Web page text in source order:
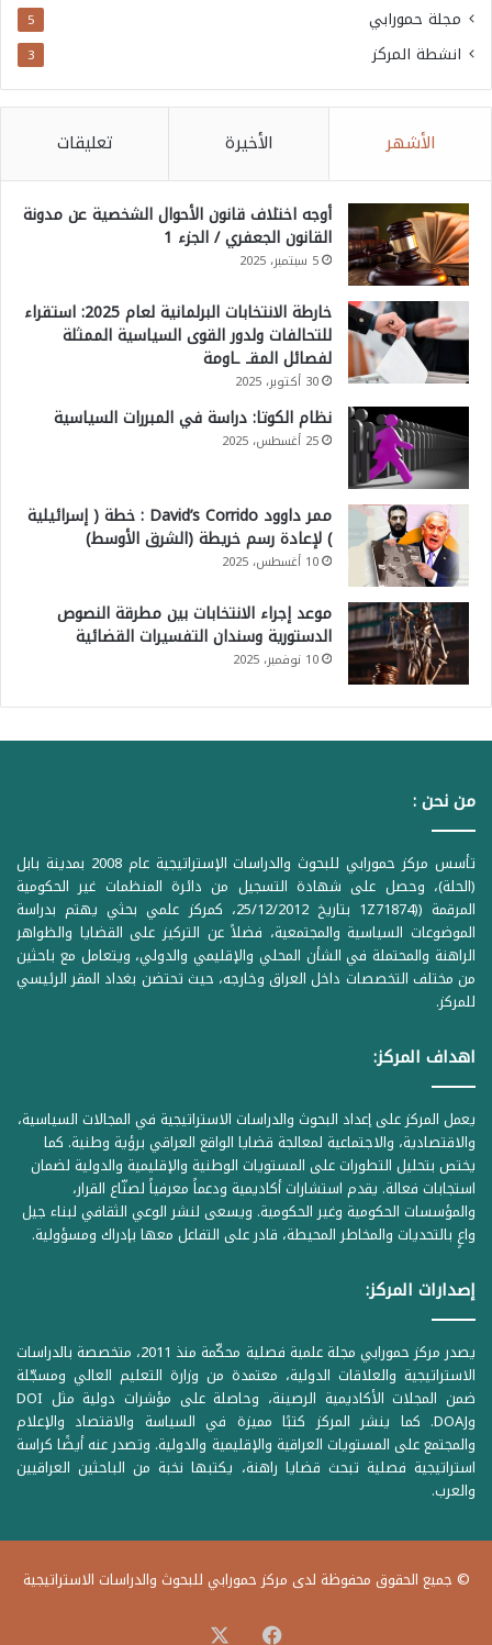
مجلة حمورابي 5
انشطة المركز 3
الأشهر الأخيرة تعليقات
أوجه اختلاف قانون الأحوال الشخصية عن مدونة
القانون الجعفري / الجزء 1
5 سبتمبر، 2025
خارطة الانتخابات البرلمانية لعام 2025: استقراء
للتحالفات ولدور القوى السياسية الممثلة
لفصائل المقـ ـاومة
30 أكتوبر، 2025
نظام الكوتا: دراسة في المبررات السياسية
25 أغسطس، 2025
ممر داوود David’s Corrido : خطة ( إسرائيلية
) لإعادة رسم خريطة (الشرق الأوسط)
10 أغسطس، 2025
موعد إجراء الانتخابات بين مطرقة النصوص
الدستورية وسندان التفسيرات القضائية
10 نوفمبر، 2025
من نحن :
تأسس مركز حمورابي للبحوث والدراسات الإستراتيجية عام 2008 بمدينة بابل
(الحلة)، وحصل على شهادة التسجيل من دائرة المنظمات غير الحكومية
المرقمة ((1Z71874 بتاريخ 25/12/2012، كمركز علمي بحثي يهتم بدراسة
الموضوعات السياسية والمجتمعية، فضلاً عن التركيز على القضايا والظواهر
الراهنة والمحتملة في الشأن المحلي والإقليمي والدولي، ويتعامل مع باحثين
من مختلف التخصصات داخل العراق وخارجه، حيث تحتضن بغداد المقر الرئيسي
للمركز.
اهداف المركز:
يعمل المركز على إعداد البحوث والدراسات الاستراتيجية في المجالات السياسية،
والاقتصادية، والاجتماعية لمعالجة قضايا الواقع العراقي برؤية وطنية. كما
يختص بتحليل التطورات على المستويات الوطنية والإقليمية والدولية لضمان
استجابات فعالة. يقدم استشارات أكاديمية ودعماً معرفياً لصنّاع القرار،
والمؤسسات الحكومية وغير الحكومية. ويسعى لنشر الوعي الثقافي لبناء جيل
واعٍ بالتحديات والمخاطر المحيطة، قادر على التفاعل معها بإدراك ومسؤولية.
إصدارات المركز:
يصدر مركز حمورابي مجلة علمية فصلية محكّمة منذ 2011، متخصصة بالدراسات
الاستراتيجية والعلاقات الدولية، معتمدة من وزارة التعليم العالي ومسجّلة
ضمن المجلات الأكاديمية الرصينة، وحاصلة على مؤشرات دولية مثل DOI
وDOAJ. كما ينشر المركز كتبًا مميزة في السياسة والاقتصاد والإعلام
والمجتمع على المستويات العراقية والإقليمية والدولية. وتصدر عنه أيضًا كراسة
استراتيجية فصلية تبحث قضايا راهنة، يكتبها نخبة من الباحثين العراقيين
والعرب.
© جميع الحقوق محفوظة لدى مركز حمورابي للبحوث والدراسات الاستراتيجية
فيسبوك